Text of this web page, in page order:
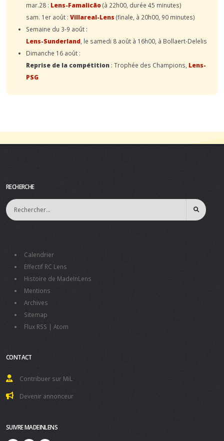
mar.28 : Lens-Famalicão(à 22h00, durée 45 minutes)
sam. 1er août : Villareal-Lens (finale, à 20h00, 90 minutes)
Semaine du 3-9 août :
Lens-Sunderland , le samedi 8 août à 16h00, à Bollaert-Delelis
Dimanche 16 août :
Reprise de la compétition : Trophée des Champions, Lens-
PSG
RECHERCHE
Calendrier
Effectif RC Lens
Histoire de MadeInLens
Mentions
Archives
Sitemap
Flux RSS | Atom
CONTACT
Contribuer sur MiL
Devenir annonceur
SUIVRE MADEINLENS